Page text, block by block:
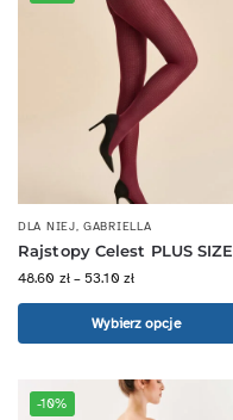
DLA NIEJ,GABRIELLA
Rajstopy Celest PLUS SIZE
48.60 zł – 53.10 zł
Wybierz opcje
-10%